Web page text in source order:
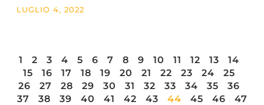
LUGLIO 4, 2022
1 2 3 4 5 6 7 8 9 10 11 12 13
14
15
16 17 18 19 20 21 22 23 24
25
26
27 28 29 30 31 32 33 34 35
36
37
38 39 40 41 42 43 44 45 46 47